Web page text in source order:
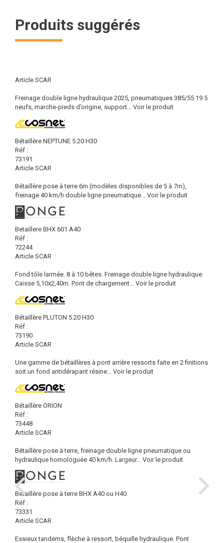
Produits suggérés
Article SCAR
Freinage double ligne hydraulique 2025, pneumatiques 385/55 19.5
neufs, marche-pieds d’origine, support... Voir le produit
Bétaillère NEPTUNE 5.20 H30
Réf :
73191
Article SCAR
Bétaillère pose à terre 6m (modèles disponibles de 5 à 7m),
freinage 40 km/h double ligne pneumatique... Voir le produit
Betaillere BHX 601 A40
Réf :
72244
Article SCAR
Fond tôle larmée. 8 à 10 bêtes. Freinage double ligne hydraulique.
Caisse 5,10x2,40m. Pont de chargement... Voir le produit
Bétaillère PLUTON 5.20 H30
Réf :
73190
Article SCAR
Une gamme de bétaillères à pont arrière ressorts faite en 2 finitions
soit un fond antidérapant résine... Voir le produit
Bétaillère ORION
Réf :
73448
Article SCAR
Bétaillère pose à terre, freinage double ligne pneumatique ou
hydraulique homologuée 40 km/h. Largeur... Voir le produit
Bétaillère pose à terre BHX A40 ou H40
Réf :
73331
Article SCAR
Essieux tandems, flèche à ressort, béquille hydraulique. Pont